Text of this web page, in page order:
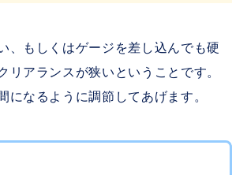
、もしくはゲージを差し込んでも硬
リアランスが狭いということです。
になるように調節してあげます。